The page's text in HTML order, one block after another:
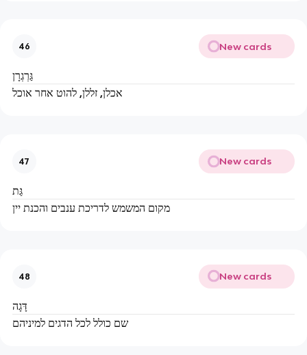
46 New cards
גַּרְגְרָן
אכלן, זללן, להוט אחר אוכל
47 New cards
גַּת
מקום המשמש לדריכת ענבים והכנת יין
48 New cards
דָּגָה
שם כולל לכל הדגים למיניהם